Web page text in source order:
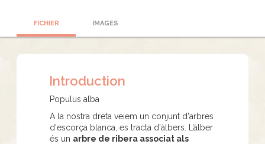
FICHIER IMAGES
Introduction
Populus alba
A la nostra dreta veiem un conjunt d'arbres
d'escorça blanca, es tracta d'àlbers. L’àlber
és un arbre de ribera associat als